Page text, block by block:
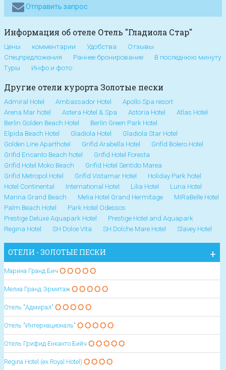
Отправить запрос
Информация об отеле Отель "Гладиола Стар"
Цены комментарии Удобства
Отзывы
Спецпредложения
Раннее бронирование
В последнюю минуту
Туры
Инфо и фото
Другие отели курорта Золотые пески
Admiral Hotel Ambassador Hotel
Apollo Spa resort
Arena Mar hotel
Astera Hotel & Spa Astoria Hotel
Atlas Hotel
Berlin Golden Beach Hotel
Berlin Green Park Hotel
Elpida Beach Hotel
Gladiola Hotel
Gladiola Star Hotel
Golden Line Aparthotel
Grifid Arabella Hotel
Grifid Bolero Hotel
Grifid Encanto Beach hotel
Grifid Hotel Foresta
Grifid Hotel Moko Beach
Grifid Hotel Sentido Marea
Grifid Metropol Hotel
Grifid Vistamar Hotel
Holiday Park hotel
Hotel Continental
International Hotel Lilia Hotel
Luna Hotel
Marina Grand Beach
Melia Hotel Grand Hermitage
MiRaBelle Hotel
Palm Beach Hotel
Park Hotel Odessos
Prestige Deluxe Aquapark Hotel
Prestige Hotel and Aquapark
Regina Hotel
SH Dolce Vita SH Dolche Mare Hotel Slavey Hotel
ОТЕЛИ - ЗОЛОТЫЕ ПЕСКИ
Марина Гранд Бич
Мелиа Гранд Эрмитаж
Отель "Адмирал"
Отель "Интернациональ"
Отель Грифид Енканто Бийч
Regina Hotel (ex Royal Hotel)